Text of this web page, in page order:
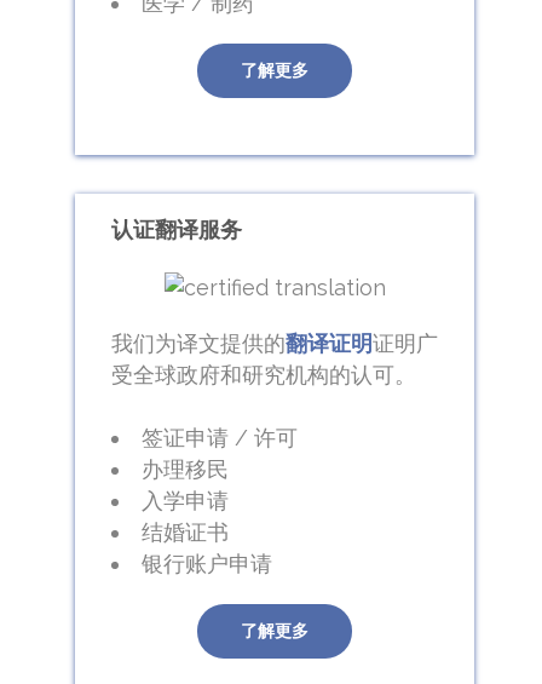
了解更多
认证翻译服务
我们为译文提供的翻译证明证明广
受全球政府和研究机构的认可。
签证申请 / 许可
办理移民
入学申请
结婚证书
银行账户申请
了解更多